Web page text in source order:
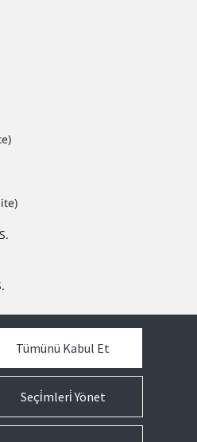
Seçi̇mleri̇ Yönet
Tümünü Kabul Et